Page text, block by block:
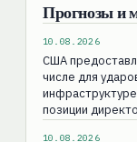
Прогнозы и
10.08.2026
США
числе для
позиции
10.08.2026